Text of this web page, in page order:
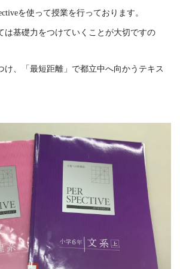
を使って授業を行っております。
は基礎力をつけていくことが大切ですの
け、「最短距離」で都立中へ向かうテキス